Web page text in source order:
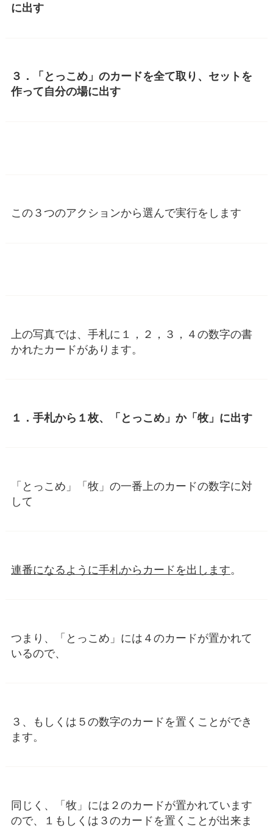
に出す
３．「とっこめ」のカードを全て取り、セットを
作って自分の場に出す
この３つのアクションから選んで実行をします
上の写真では、手札に１，２，３，４の数字の書
かれたカードがあります。
１．手札から１枚、「とっこめ」か「牧」に出す
「とっこめ」「牧」の一番上のカードの数字に対
して
連番になるように手札からカードを出します。
つまり、「とっこめ」には４のカードが置かれて
いるので、
３、もしくは５の数字のカードを置くことができ
ます。
同じく、「牧」には２のカードが置かれています
ので、１もしくは３のカードを置くことが出来ま